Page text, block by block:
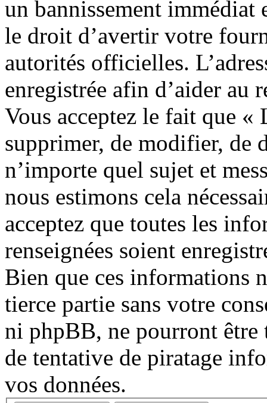
un bannissement
le droit d’avertir votre
autorités officielles.
enregistrée afin d’aider au
Vous acceptez le fait que
supprimer, de modifier, de
n’importe quel sujet et
nous estimons cela
acceptez que toutes les
renseignées soient
Bien que ces informations
tierce partie sans votre
ni phpBB, ne pourront être
de tentative de piratage
vos données.